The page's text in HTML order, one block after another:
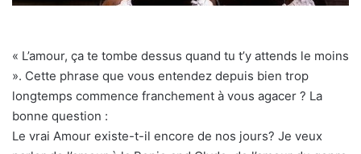
« L’amour, ça te tombe dessus quand tu t’y attends le moins
». Cette phrase que vous entendez depuis bien trop
longtemps commence franchement à vous agacer ? La
bonne question :
Le vrai Amour existe-t-il encore de nos jours? Je veux